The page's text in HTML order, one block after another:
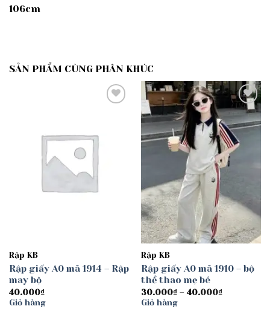
106cm
SẢN PHẨM CÙNG PHÂN KHÚC
Rập KB
Rập giấy A0 mã 1914 – Rập
may bộ
40.000₫
Giỏ hàng
Add to
wishlist
Rập KB
Rập giấy A0 mã 1910 – bộ
thể thao mẹ bé
30.000₫ – 40.000₫Khoảng
Giỏ hàng